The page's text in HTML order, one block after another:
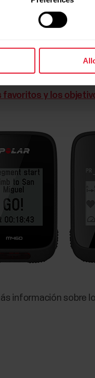
desees.
cambios en el
sobre cómo
favoritos y los
información sobre